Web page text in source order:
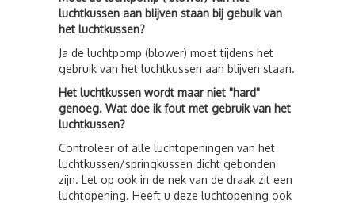
luchtkussen aan blijven staan bij gebuik van
het luchtkussen?
Ja de luchtpomp (blower) moet tijdens het
gebruik van het luchtkussen aan blijven staan.
Het luchtkussen wordt maar niet "hard"
genoeg. Wat doe ik fout met gebruik van het
luchtkussen?
Controleer of alle luchtopeningen van het
luchtkussen/springkussen dicht gebonden
zijn. Let op ook in de nek van de draak zit een
luchtopening. Heeft u deze luchtopening ook